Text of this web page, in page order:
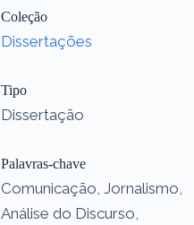
Coleção
Dissertações
Tipo
Dissertação
Palavras-chave
Comunicação, Jornalismo,
Análise do Discurso,